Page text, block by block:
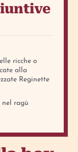
ricche o
alla
Reginette
nel ragù